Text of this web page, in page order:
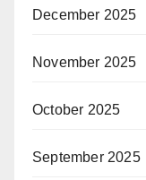
December 2025
November 2025
October 2025
September 2025